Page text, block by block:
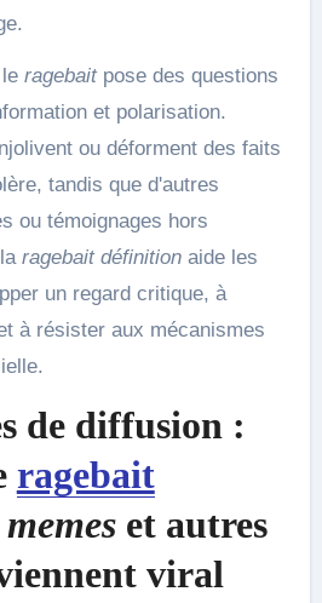
ragebaitpose des questions
et polarisation.
ou déforment des faits
tandis que d'autres
ou témoignages hors
ragebait définitionaide les
un regard critique, à
à résister aux mécanismes
de diffusion :
ragebait
memeset autres
viral